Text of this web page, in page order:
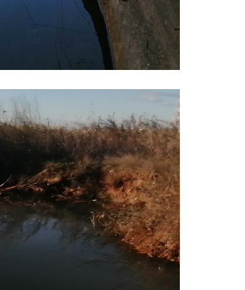
08.07.2026 | 22:30
Ομαδικός βιασμός 19χρονης στο
Α.Τ. Ομονοίας: Ο Εισαγγελέας
πρότεινε την αθώωση των
Ο δήμαρχος Μάνδρας δώρισε όλους
τους μισθούς του 2025 στο Θριάσιο
για μηχάνημα καρδιολογικών
επεμβάσεων
08.07.2026 | 15:02
ΔΗΜΟΣ ΜΑΝΔΡΑΣ ΕΙΔΥΛΛΙΑΣ: Δύο
νέα πολυδύναμα οχήματα 4×4
ενισχύουν την Πολιτική Προστασία